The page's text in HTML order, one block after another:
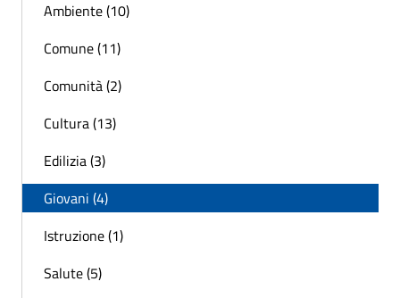
Ambiente (10)
Comune (11)
Comunità (2)
Cultura (13)
Edilizia (3)
Giovani (4)
Istruzione (1)
Salute (5)